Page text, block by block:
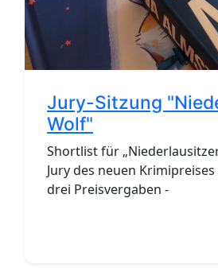
Jury-Sitzung
Wolf"
Shortlist für
Jury des neuen
drei Preisvergaben -